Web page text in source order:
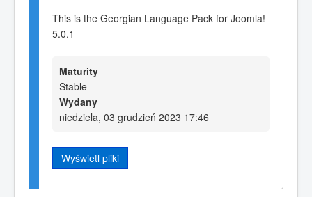
This is the Georgian Language Pack for Joomla!
5.0.1
Maturity
Stable
Wydany
niedziela, 03 grudzień 2023 17:46
Wyświetl pliki